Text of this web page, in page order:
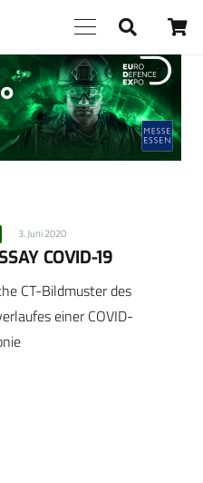
3. Juni 2020
COVID-19
CT-Bildmuster des
einer COVID-